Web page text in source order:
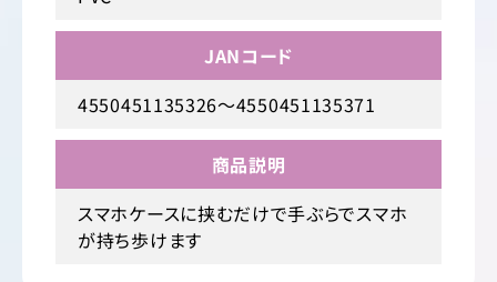
JANコード
4550451135326～4550451135371
商品説明
スマホケースに挟むだけで手ぶらでスマホ
が持ち歩けます